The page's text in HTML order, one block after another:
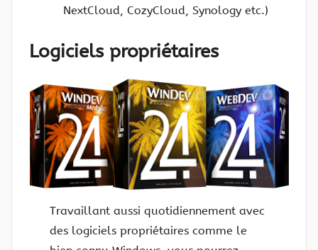
NextCloud, CozyCloud, Synology etc.)
Logiciels propriétaires
Travaillant aussi quotidiennement avec
des logiciels propriétaires comme le